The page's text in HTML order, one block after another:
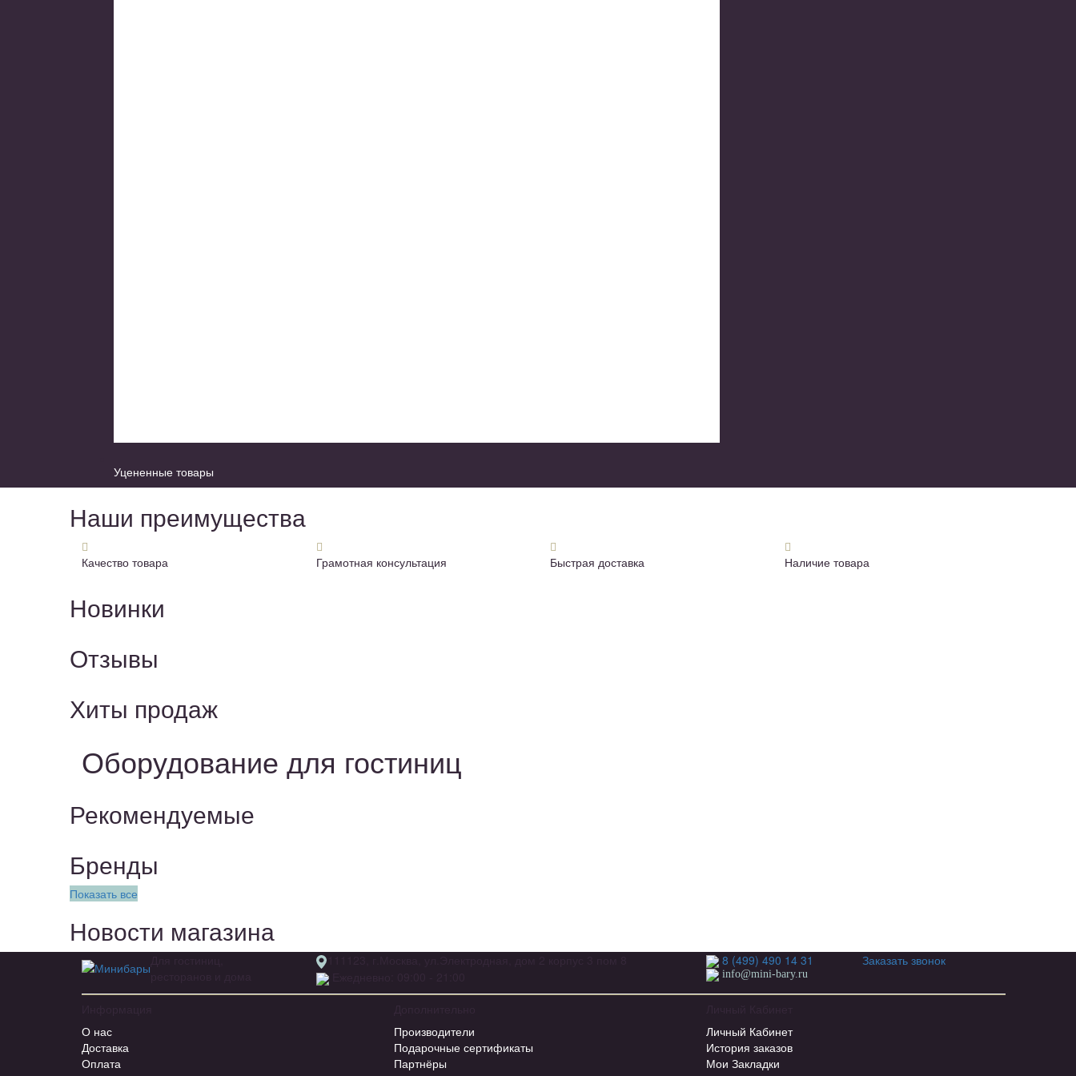
Уцененные товары
Наши преимущества
Качество товара Грамотная консультация Быстрая доставка Наличие товара
Новинки
Отзывы
Хиты продаж
Оборудование для гостиниц
Рекомендуемые
Бренды
Показать все
Новости магазина
Ежедневно: 09:00 - 21:00
8 (499) 490 14 31
info@mini-bary.ru
Заказать звонок
О нас
Доставка
Оплата
Производители
Подарочные сертификаты
Партнёры
Личный Кабинет
История заказов
Мои Закладки